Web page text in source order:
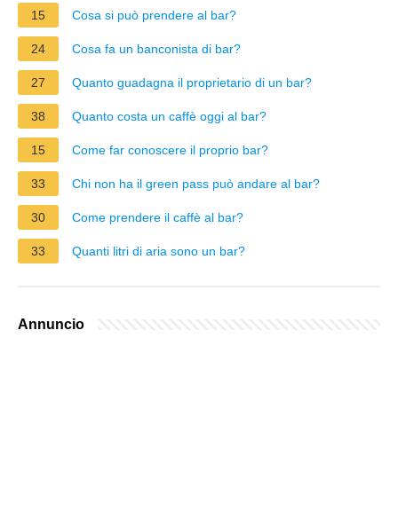
15 Cosa si può prendere al bar?
24 Cosa fa un banconista di bar?
27 Quanto guadagna il proprietario di un bar?
38 Quanto costa un caffè oggi al bar?
15 Come far conoscere il proprio bar?
33 Chi non ha il green pass può andare al bar?
30 Come prendere il caffè al bar?
33 Quanti litri di aria sono un bar?
Annuncio